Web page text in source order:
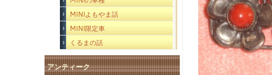
MINIよもやま話
MINI限定車
くるまの話
アンティーク